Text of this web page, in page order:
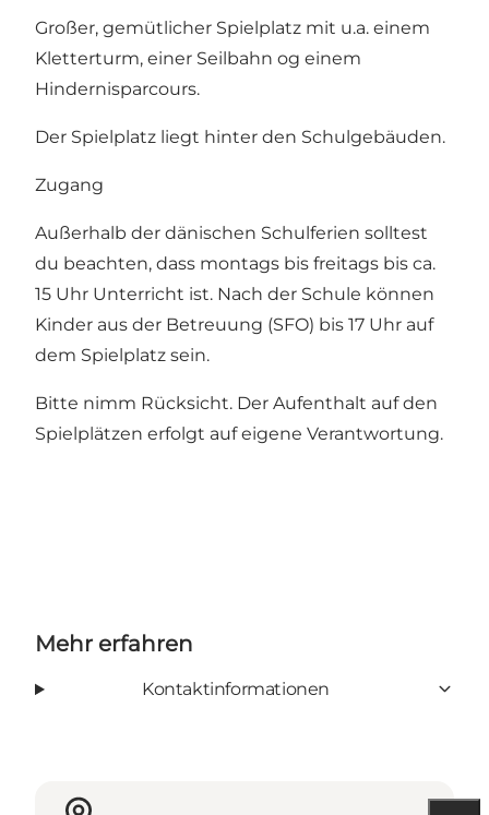
Großer, gemütlicher Spielplatz mit u.a. einem
Kletterturm, einer Seilbahn og einem
Hindernisparcours.
Der Spielplatz liegt hinter den Schulgebäuden.
Zugang
Außerhalb der dänischen Schulferien solltest
du beachten, dass montags bis freitags bis ca.
15 Uhr Unterricht ist. Nach der Schule können
Kinder aus der Betreuung (SFO) bis 17 Uhr auf
dem Spielplatz sein.
Bitte nimm Rücksicht. Der Aufenthalt auf den
Spielplätzen erfolgt auf eigene Verantwortung.
Mehr erfahren
Kontaktinformationen